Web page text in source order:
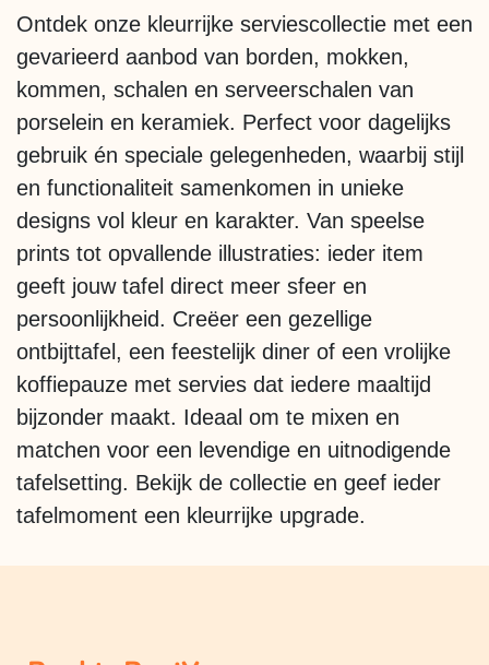
Ontdek onze kleurrijke serviescollectie met een
gevarieerd aanbod van borden, mokken,
kommen, schalen en serveerschalen van
porselein en keramiek. Perfect voor dagelijks
gebruik én speciale gelegenheden, waarbij stijl
en functionaliteit samenkomen in unieke
designs vol kleur en karakter. Van speelse
prints tot opvallende illustraties: ieder item
geeft jouw tafel direct meer sfeer en
persoonlijkheid. Creëer een gezellige
ontbijttafel, een feestelijk diner of een vrolijke
koffiepauze met servies dat iedere maaltijd
bijzonder maakt. Ideaal om te mixen en
matchen voor een levendige en uitnodigende
tafelsetting. Bekijk de collectie en geef ieder
tafelmoment een kleurrijke upgrade.